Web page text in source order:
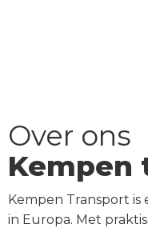
Over ons
Kempen
Kempen Transport
in Europa. Met